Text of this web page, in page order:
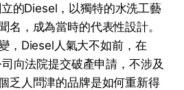
的Diesel，以獨特的水洗工藝
名，成為當時的代表性設計。
，Diesel人氣大不如前，在
向法院提交破產申請，不涉及
乏人問津的品牌是如何重新得